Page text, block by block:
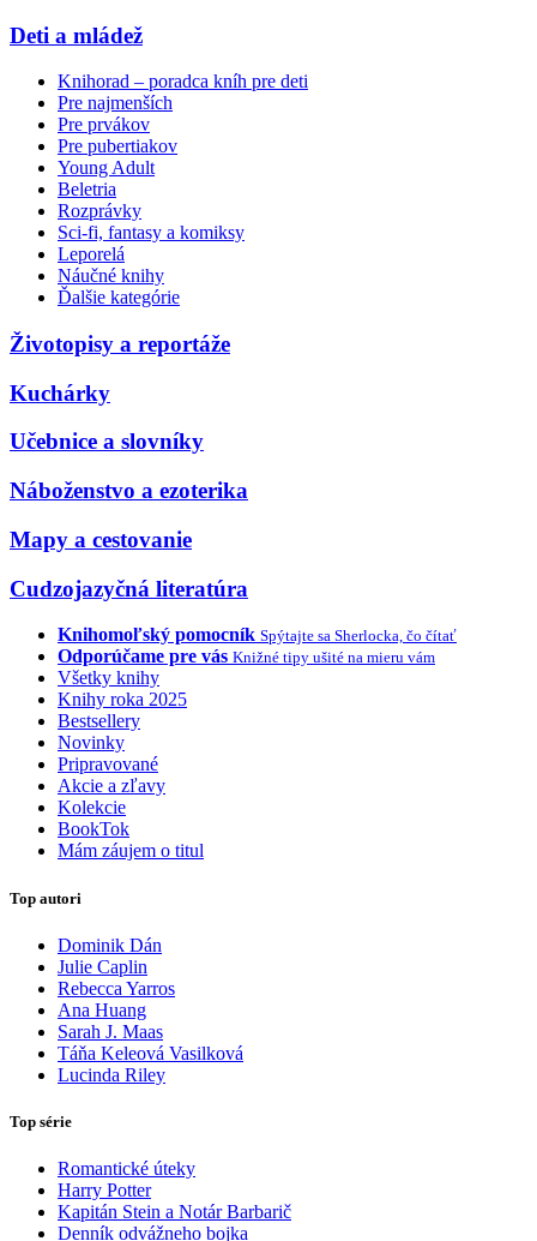
Deti a mládež
Knihorad – poradca kníh pre deti
Pre najmenších
Pre prvákov
Pre pubertiakov
Young Adult
Beletria
Rozprávky
Sci-fi, fantasy a komiksy
Leporelá
Náučné knihy
Ďalšie kategórie
Životopisy a reportáže
Kuchárky
Učebnice a slovníky
Náboženstvo a ezoterika
Mapy a cestovanie
Cudzojazyčná literatúra
Knihomoľský pomocník Spýtajte sa Sherlocka, čo čítať
Odporúčame pre vás Knižné tipy ušité na mieru vám
Všetky knihy
Knihy roka 2025
Bestsellery
Novinky
Pripravované
Akcie a zľavy
Kolekcie
BookTok
Mám záujem o titul
Top autori
Dominik Dán
Julie Caplin
Rebecca Yarros
Ana Huang
Sarah J. Maas
Táňa Keleová Vasilková
Lucinda Riley
Top série
Romantické úteky
Harry Potter
Kapitán Stein a Notár Barbarič
Denník odvážneho bojka